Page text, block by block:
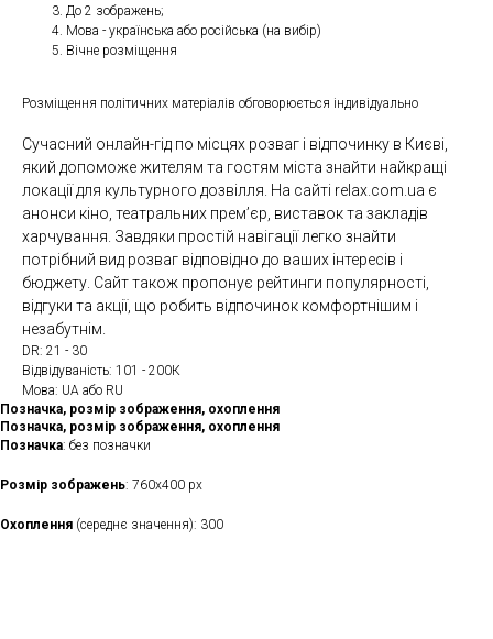
До 2 зображень;
Мова - українська або російська (на вибір)
Вічне розміщення
Розміщення політичних матеріалів обговорюється індивідуально
Сучасний онлайн-гід по місцях розваг і відпочинку в Києві,
який допоможе жителям та гостям міста знайти найкращі
локації для культурного дозвілля. На сайті relax.com.ua є
анонси кіно, театральних прем’єр, виставок та закладів
харчування. Завдяки простій навігації легко знайти
потрібний вид розваг відповідно до ваших інтересів і
бюджету. Сайт також пропонує рейтинги популярності,
відгуки та акції, що робить відпочинок комфортнішим і
незабутнім.
DR: 21 - 30
Відвідуваність: 101 - 200К
Мова: UA або RU
Позначка, розмір зображення, охоплення
Позначка, розмір зображення, охоплення
Позначка: без позначки
Розмір зображень: 760х400 рх
Охоплення (середнє значення): 300